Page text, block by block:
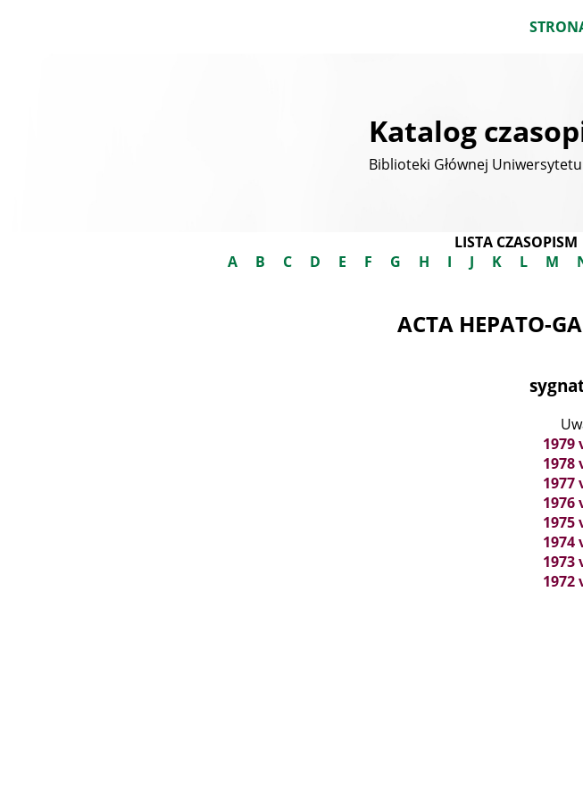
Katalog
Biblioteki Głównej
LISTA CZASOPISM
A
B C D E F G H I J K L M
ACTA HEPATO-
1979
1978
1977
1976
1975
1974
1973
1972